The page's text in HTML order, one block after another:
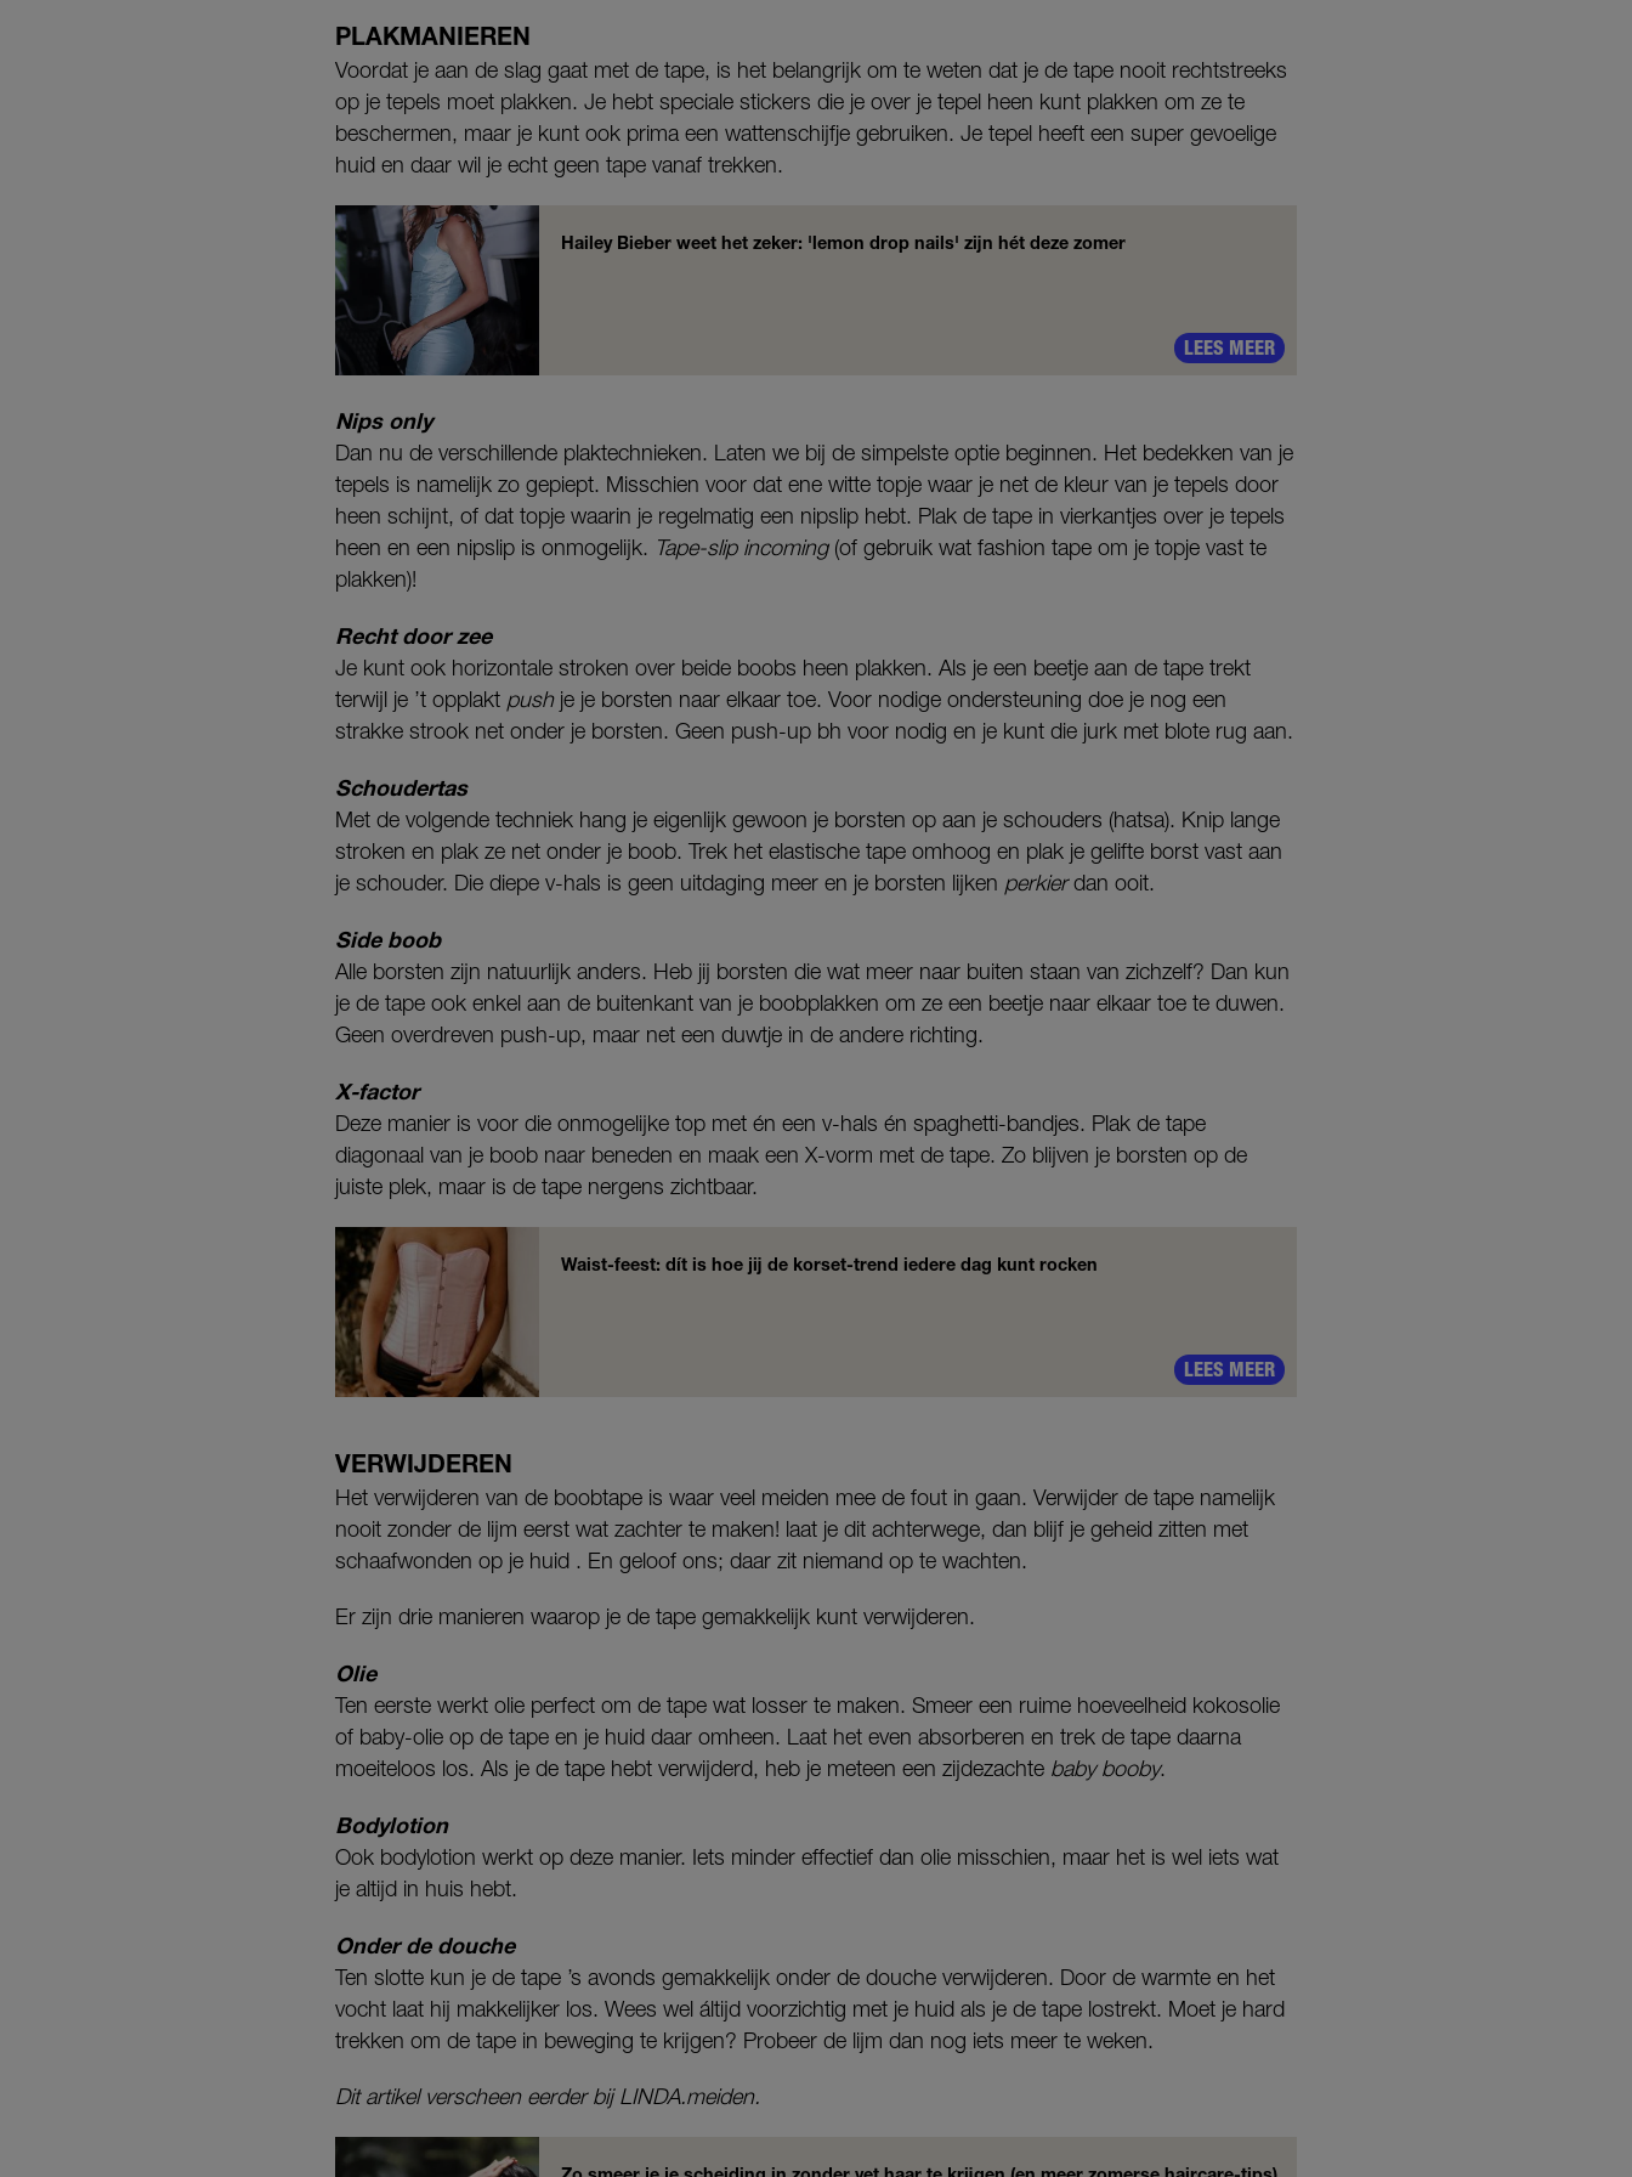
PLAKMANIEREN
Voordat je aan de slag gaat met de tape, is het belangrijk om te weten dat je de tape nooit rechtstreeks
op je tepels moet plakken. Je hebt speciale stickers die je over je tepel heen kunt plakken om ze te
beschermen, maar je kunt ook prima een wattenschijfje gebruiken. Je tepel heeft een super gevoelige
huid en daar wil je echt geen tape vanaf trekken.
Hailey Bieber weet het zeker: 'lemon drop nails' zijn hét deze zomer
LEES MEER
Nips only
Dan nu de verschillende plaktechnieken. Laten we bij de simpelste optie beginnen. Het bedekken van je
tepels is namelijk zo gepiept. Misschien voor dat ene witte topje waar je net de kleur van je tepels door
heen schijnt, of dat topje waarin je regelmatig een nipslip hebt. Plak de tape in vierkantjes over je tepels
heen en een nipslip is onmogelijk. Tape-slip incoming(of gebruik wat fashion tape om je topje vast te
plakken)!
Recht door zee
Je kunt ook horizontale stroken over beide boobs heen plakken. Als je een beetje aan de tape trekt
terwijl je ’t opplakt push je je borsten naar elkaar toe. Voor nodige ondersteuning doe je nog een
strakke strook net onder je borsten. Geen push-up bh voor nodig en je kunt die jurk met blote rug aan.
Schoudertas
Met de volgende techniek hang je eigenlijk gewoon je borsten op aan je schouders (hatsa). Knip lange
stroken en plak ze net onder je boob. Trek het elastische tape omhoog en plak je gelifte borst vast aan
je schouder. Die diepe v-hals is geen uitdaging meer en je borsten lijken perkierdan ooit.
Side boob
Alle borsten zijn natuurlijk anders. Heb jij borsten die wat meer naar buiten staan van zichzelf? Dan kun
je de tape ook enkel aan de buitenkant van je boobplakken om ze een beetje naar elkaar toe te duwen.
Geen overdreven push-up, maar net een duwtje in de andere richting.
X-factor
Deze manier is voor die onmogelijke top met én een v-hals én spaghetti-bandjes. Plak de tape
diagonaal van je boob naar beneden en maak een X-vorm met de tape. Zo blijven je borsten op de
juiste plek, maar is de tape nergens zichtbaar.
Waist-feest: dít is hoe jij de korset-trend iedere dag kunt rocken
LEES MEER
VERWIJDEREN
Het verwijderen van de boobtape is waar veel meiden mee de fout in gaan. Verwijder de tape namelijk
nooit zonder de lijm eerst wat zachter te maken! laat je dit achterwege, dan blijf je geheid zitten met
schaafwonden op je huid . En geloof ons; daar zit niemand op te wachten.
Er zijn drie manieren waarop je de tape gemakkelijk kunt verwijderen.
Olie
Ten eerste werkt olie perfect om de tape wat losser te maken. Smeer een ruime hoeveelheid kokosolie
of baby-olie op de tape en je huid daar omheen. Laat het even absorberen en trek de tape daarna
moeiteloos los. Als je de tape hebt verwijderd, heb je meteen een zijdezachte baby booby.
Bodylotion
Ook bodylotion werkt op deze manier. Iets minder effectief dan olie misschien, maar het is wel iets wat
je altijd in huis hebt.
Onder de douche
Ten slotte kun je de tape ’s avonds gemakkelijk onder de douche verwijderen. Door de warmte en het
vocht laat hij makkelijker los. Wees wel áltijd voorzichtig met je huid als je de tape lostrekt. Moet je hard
trekken om de tape in beweging te krijgen? Probeer de lijm dan nog iets meer te weken.
Dit artikel verscheen eerder bij LINDA.meiden.